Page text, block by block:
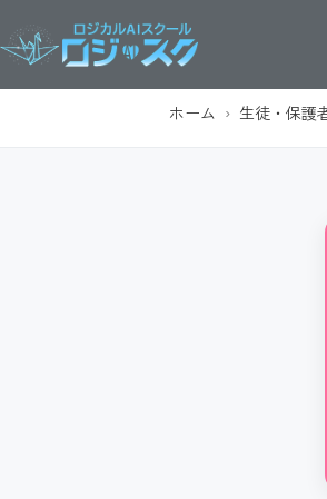
ホーム › 生徒・保護